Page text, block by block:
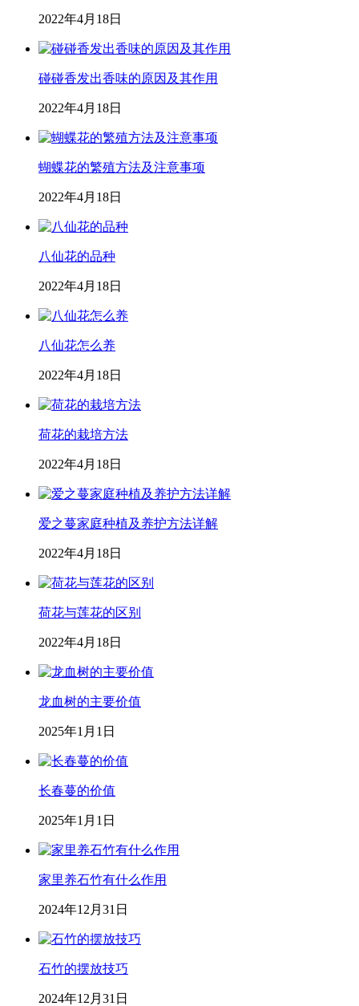
2022年4月18日
碰碰香发出香味的原因及其作用
2022年4月18日
蝴蝶花的繁殖方法及注意事项
2022年4月18日
八仙花的品种
2022年4月18日
八仙花怎么养
2022年4月18日
荷花的栽培方法
2022年4月18日
爱之蔓家庭种植及养护方法详解
2022年4月18日
荷花与莲花的区别
2022年4月18日
龙血树的主要价值
2025年1月1日
长春蔓的价值
2025年1月1日
家里养石竹有什么作用
2024年12月31日
石竹的摆放技巧
2024年12月31日